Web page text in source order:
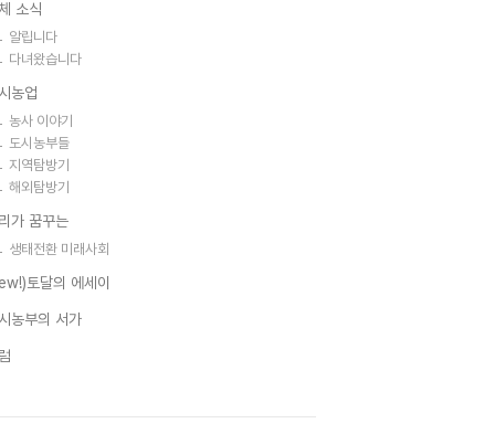
소식
알립니다
다녀왔습니다
농업
농사 이야기
도시농부들
지역탐방기
해외탐방기
가 꿈꾸는
생태전환 미래사회
토달의 에세이
농부의 서가